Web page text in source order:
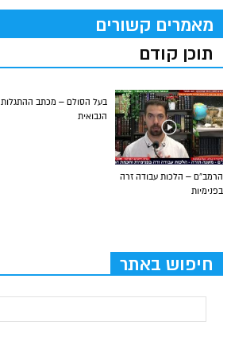
מאמרים קשורים
תוכן קודם
בעל הסולם – מכתב ההתגלות
הנבואית
הרמב”ם – הלכות עבודה זרה
בפנימיות
חיפוש באתר